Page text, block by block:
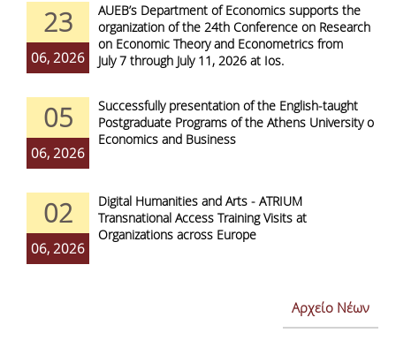
23
06, 2026
AUEB’s Department of Economics supports the
organization of the 24th Conference on Research
on Economic Theory and Econometrics from
July 7 through July 11, 2026 at Ios.
05
06, 2026
Successfully presentation of the English-taught
Postgraduate Programs of the Athens University of
Economics and Business
02
06, 2026
Digital Humanities and Arts - ATRIUM
Transnational Access Training Visits at
Organizations across Europe
Αρχείο Νέων